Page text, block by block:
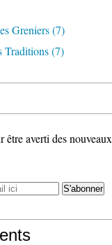
Greniers(7)
Traditions(7)
être averti des nouveaux